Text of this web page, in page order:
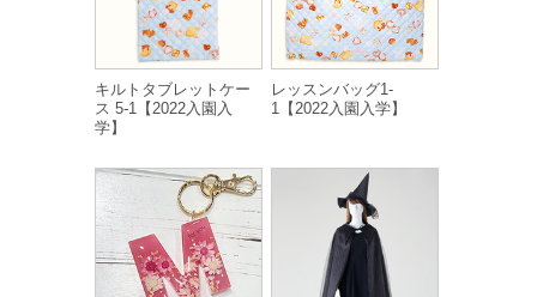
キルトタブレットケー
ス 5-1【2022入園入
学】
レッスンバッグ1-
1【2022入園入学】